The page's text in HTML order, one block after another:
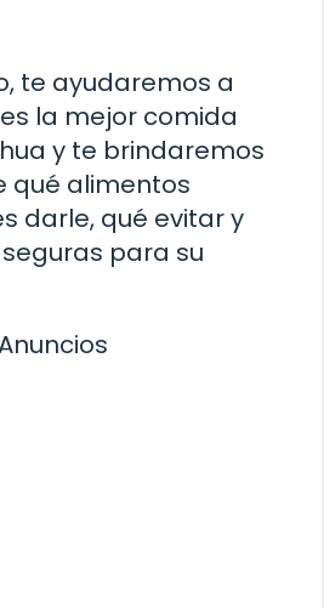
te ayudaremos a
la mejor comida
y te brindaremos
qué alimentos
darle, qué evitar y
para su